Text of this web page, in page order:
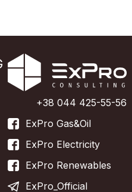
+38 044 425-55-56
ExPro Gas&Oil
ExPro Electricity
ExPro Renewables
ExPro_Official